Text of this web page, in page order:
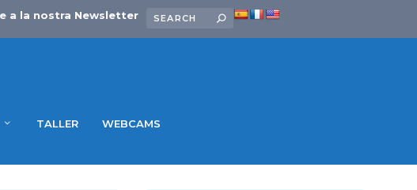
a la nostra Newsletter
TALLER WEBCAMS